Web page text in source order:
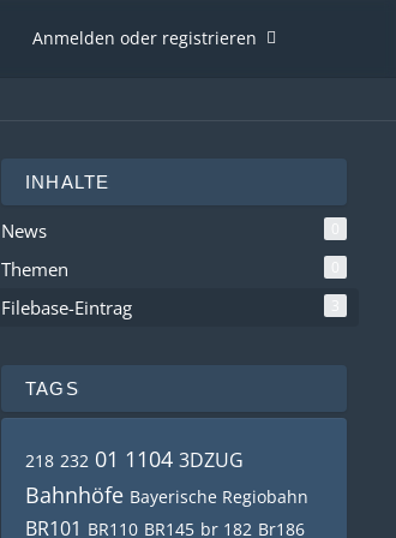
Anmelden oder registrieren
INHALTE
News
Themen
Filebase-Eintrag 3
TAGS
218 232 01 1104 3DZUG
Bahnhöfe Bayerische Regiobahn
BR101 BR110 BR145 br 182 Br186